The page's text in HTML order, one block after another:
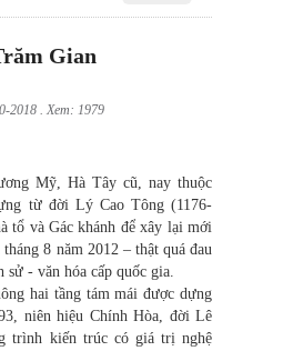
Gian
2018 . Xem: 1979
Mỹ, Hà Tây cũ, nay thuộc
từ đời Lý Cao Tông (1176-
tổ và Gác khánh để xây lại mới
8 năm 2012 – thật quá đau
sử - văn hóa cấp quốc gia.
hai tầng tám mái được dựng
niên hiệu Chính Hòa, đời Lê
trình kiến trúc có giá trị nghệ